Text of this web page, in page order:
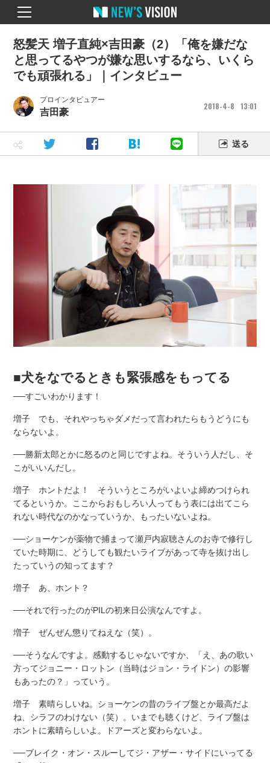
プロインタビュアー
吉田豪
2018 4 8 13 01
怒髪天 増子直純×吉田豪（2）「俺を嫌だな
と思ってるやつが嫌な思いするなら、いくら
でも頑張れる」｜インタビュー
送る
■犬をなでるときも緊張感をもってる
──すごいわかります！
増子 でも、それやっちゃダメだって言われたらもうどうにも
ならないよ。
──勝新太郎とかに怒るのと同じですよね。そういう人だし、そ
こがいいんだし。
増子 ホントだよ！ そういうところがいよいよ締めつけられ
てるというか。ここからおもしろい人ってもう表には出てこら
れない時代なのかなっていうか、もったいないよね。
──ショーケンが薬物で捕まって瀬戸内寂聴さんのお寺で修行し
ていた時期に、どうしても観たいライブがあって寺を抜け出し
たっていうの知ってます？
増子 あ、ホント？
──それで行ったのがPILの初来日公演なんですよ。
増子 ぜんぜん懲りてねえな（笑）。
──そうなんですよ。感動するじゃないですか、「え、あの歌い
方ってジョニー・ロットン（当時はジョン・ライドン）の影響
もあったの？」っていう。
増子 素晴らしいね。ショーケンの昔のライブ盤とか最高だよ
ね、シラフのわけない（笑）。いまでも聴くけど、ライブ盤は
ホントに素晴らしいよ。ドアーズと変わらないよ。
──ブレイク・オン・スルーしてジ・アザー・サイドにいってる